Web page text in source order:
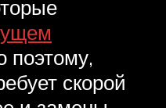
поэтому,
скорой